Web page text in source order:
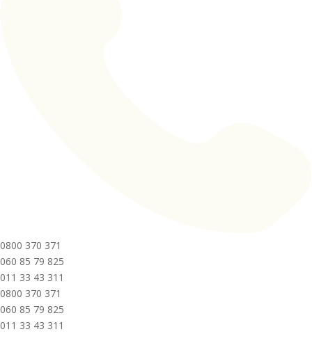
0800 370 371
060 85 79 825
011 33 43 311
0800 370 371
060 85 79 825
011 33 43 311